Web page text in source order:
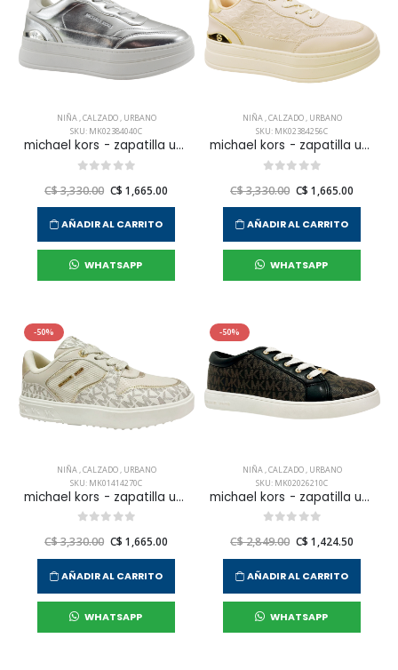
NIÑA,CALZADO, URBANO
SKU: MK02384040C
michael kors - zapatilla urnbana hayes para niña junior
C$ 3,330.00 C$ 1,665.00
AÑADIR AL CARRITO
WHATSAPP
NIÑA,CALZADO, URBANO
SKU: MK02384256C
michael kors - zapatilla urnbana hayes para niña junior
C$ 3,330.00 C$ 1,665.00
AÑADIR AL CARRITO
WHATSAPP
-50%
NIÑA,CALZADO, URBANO
SKU: MK01414270C
michael kors - zapatilla urnbana emmet rumi para niña junior
C$ 3,330.00 C$ 1,665.00
AÑADIR AL CARRITO
WHATSAPP
-50%
NIÑA,CALZADO, URBANO
SKU: MK02026210C
michael kors - zapatilla urnbana jem ralley ps para niña junior
C$ 2,849.00 C$ 1,424.50
AÑADIR AL CARRITO
WHATSAPP